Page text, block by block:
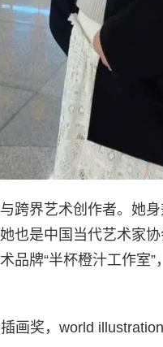
跨界艺术创作者。她
也是中国当代艺术家
品牌“半杯橙汁工作室
画奖，world